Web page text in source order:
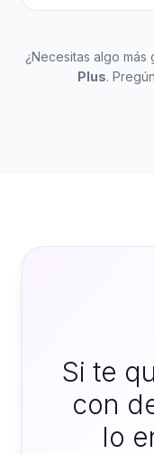
¿Necesitas algo más
Plus.
Si te
con
lo